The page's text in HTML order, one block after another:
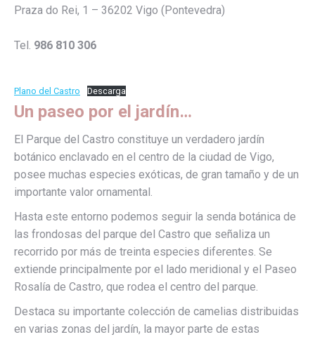
Praza do Rei, 1 – 36202 Vigo (Pontevedra)
Tel. 986 810 306
Plano del Castro Descarga
Un paseo por el jardín…
El Parque del Castro constituye un verdadero jardín
botánico enclavado en el centro de la ciudad de Vigo,
posee muchas especies exóticas, de gran tamaño y de un
importante valor ornamental.
Hasta este entorno podemos seguir la senda botánica de
las frondosas del parque del Castro que señaliza un
recorrido por más de treinta especies diferentes. Se
extiende principalmente por el lado meridional y el Paseo
Rosalía de Castro, que rodea el centro del parque.
Destaca su importante colección de camelias distribuidas
en varias zonas del jardín, la mayor parte de estas